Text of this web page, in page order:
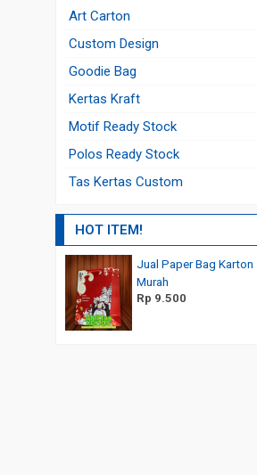
Art Carton
Custom Design
Goodie Bag
Kertas Kraft
Motif Ready Stock
Polos Ready Stock
Tas Kertas Custom
HOT ITEM!
Paper Bag Desain Sendiri
Rp 5.000